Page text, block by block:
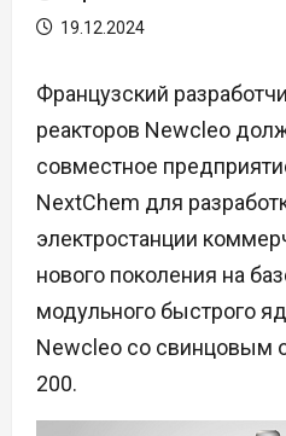
19.12.2024
Французский
реакторов Newcleo
совместное
NextChem для
электростанции
нового поколения на
модульного быстрого
Newcleo со свинцовым
200.